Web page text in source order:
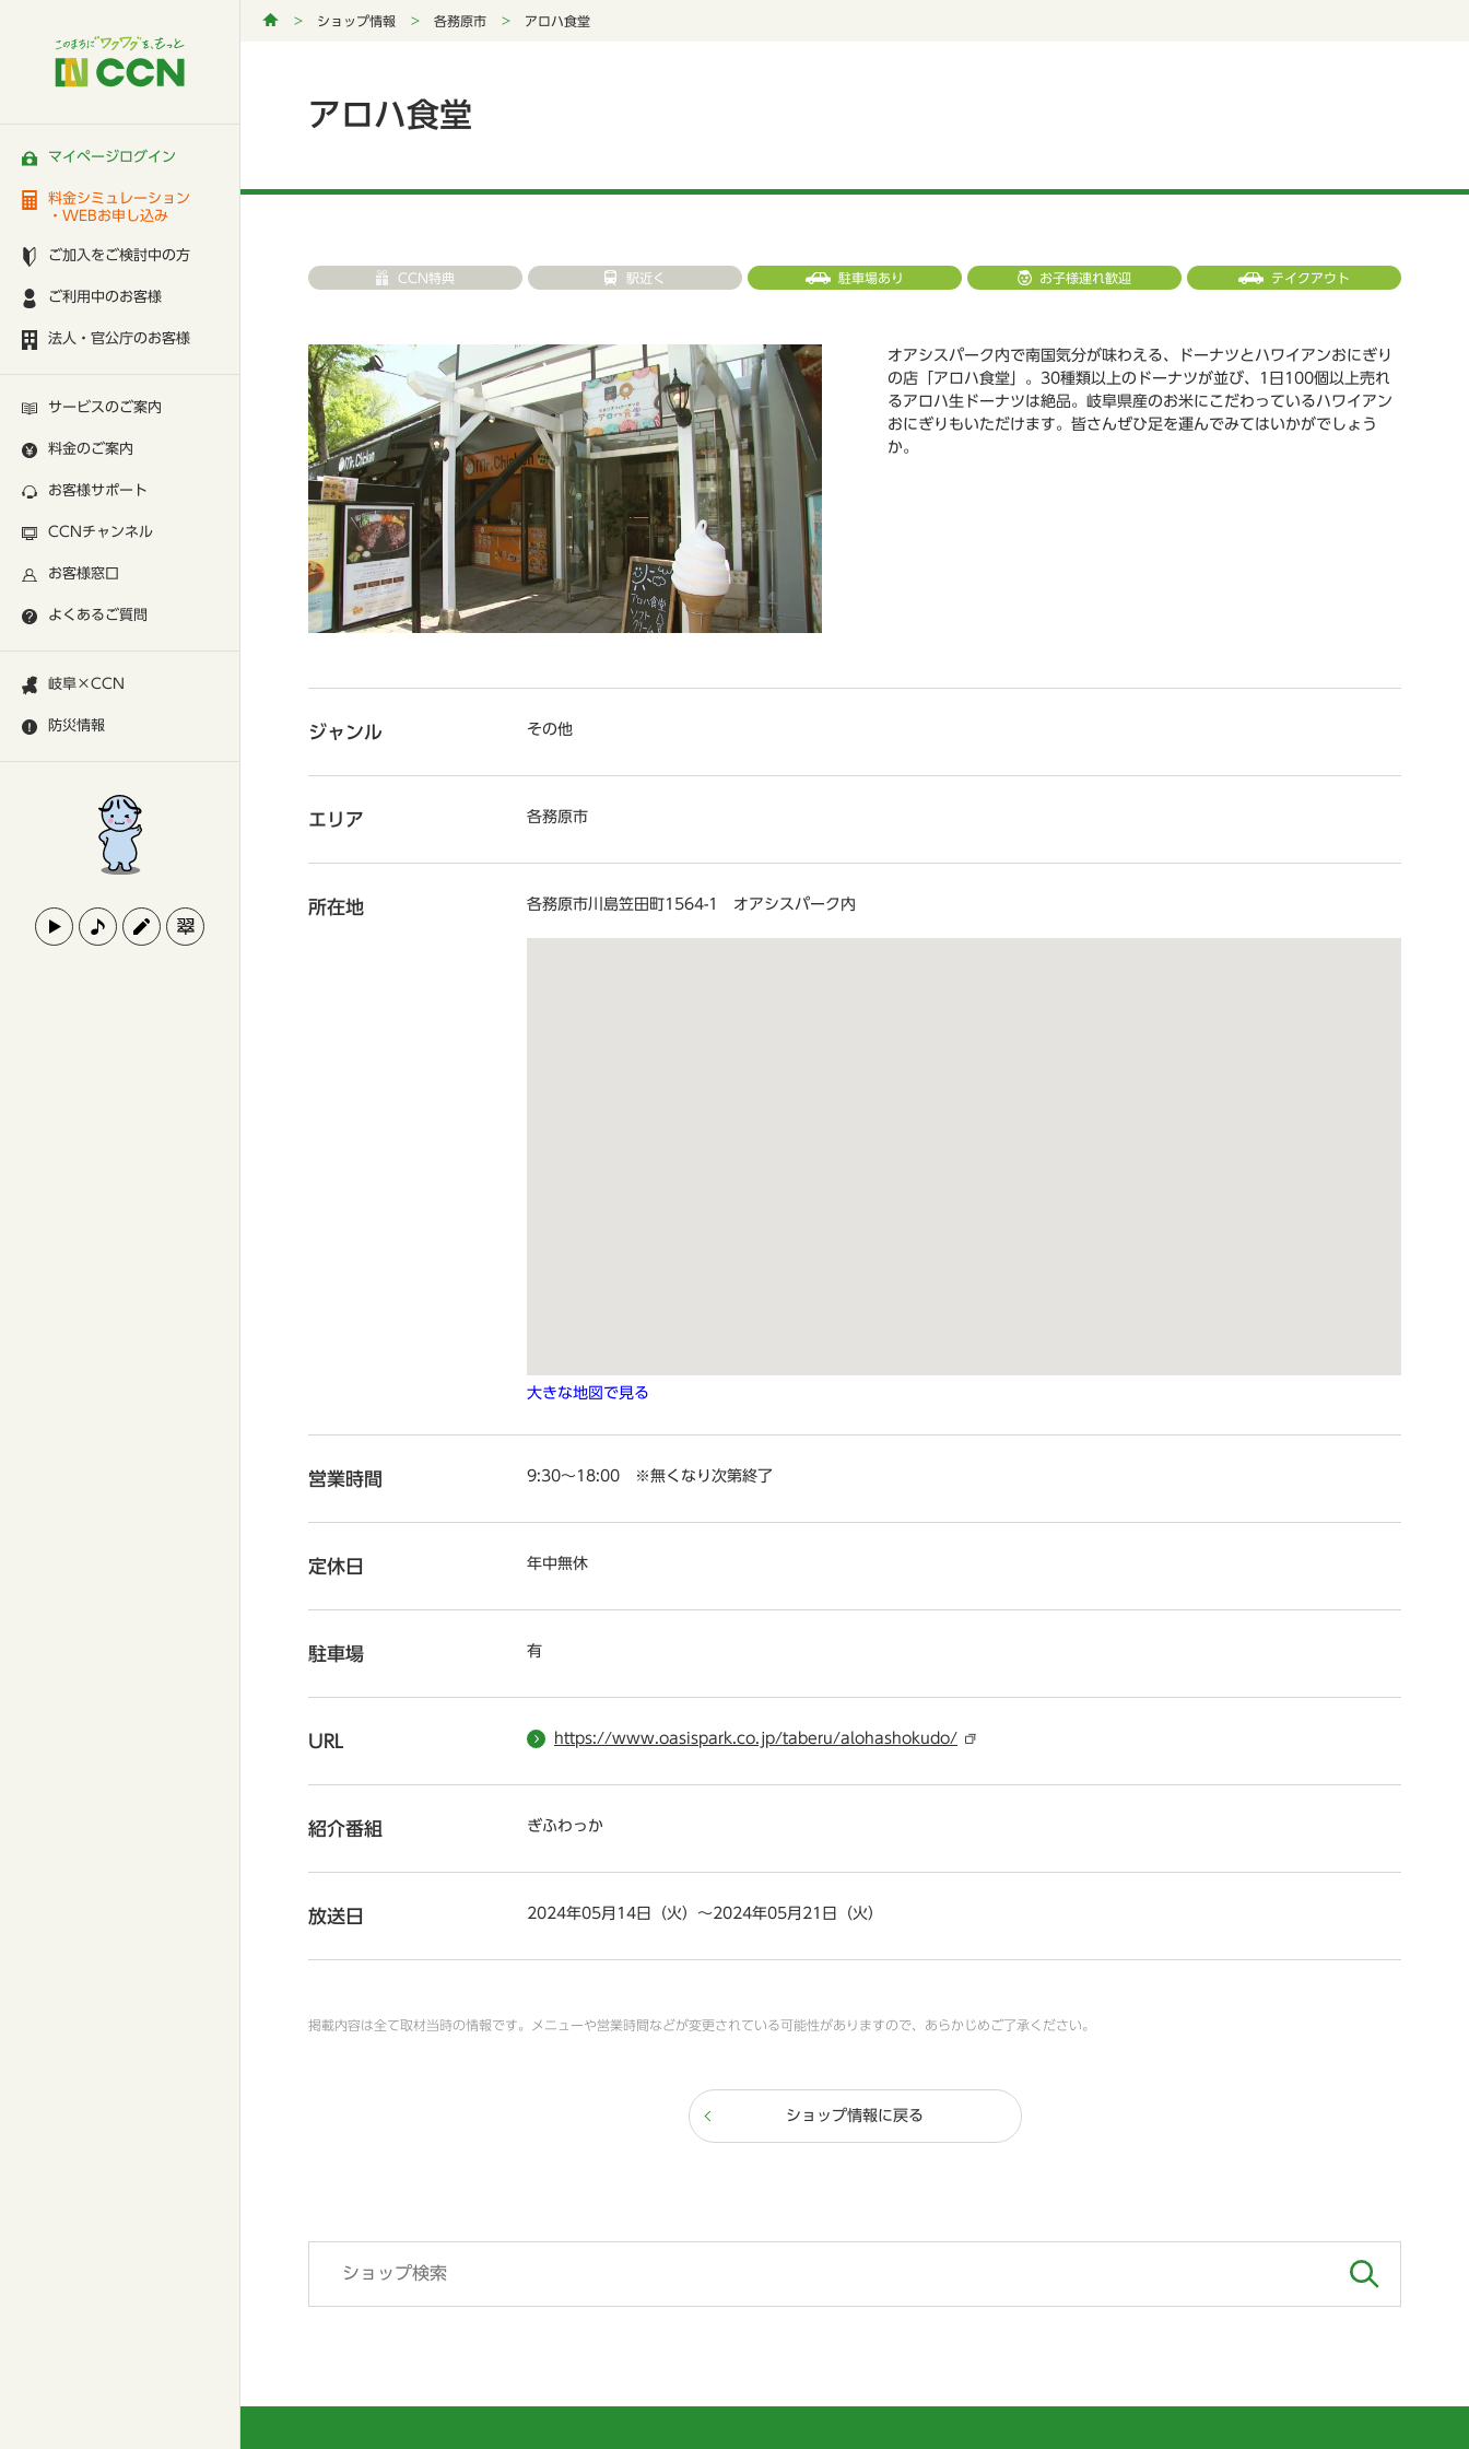
マイページログイン
料金シミュレーション
・WEBお申し込み
ご加入をご検討中の方
ご利用中のお客様
法人・官公庁のお客様
サービスのご案内
料金のご案内
お客様サポート
CCNチャンネル
お客様窓口
よくあるご質問
岐阜×CCN
防災情報
ショップ情報 各務原市 アロハ食堂
アロハ食堂
CCN特典 駅近く 駐車場あり お子様連れ歓迎 テイクアウト
オアシスパーク内で南国気分が味わえる、ドーナツとハワイアンおにぎり
の店「アロハ食堂」。30種類以上のドーナツが並び、1日100個以上売れ
るアロハ生ドーナツは絶品。岐阜県産のお米にこだわっているハワイアン
おにぎりもいただけます。皆さんぜひ足を運んでみてはいかがでしょう
か。
ジャンル その他
エリア 各務原市
所在地 各務原市川島笠田町1564-1 オアシスパーク内
大きな地図で見る
営業時間 9:30～18:00 ※無くなり次第終了
定休日 年中無休
駐車場 有
URL https://www.oasispark.co.jp/taberu/alohashokudo/
紹介番組 ぎふわっか
放送日 2024年05月14日（火）～2024年05月21日（火）
掲載内容は全て取材当時の情報です。メニューや営業時間などが変更されている可能性がありますので、あらかじめご了承ください。
ショップ情報に戻る